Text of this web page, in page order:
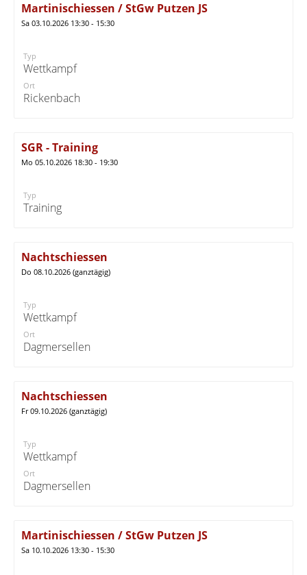
Martinischiessen / StGw Putzen JS
Sa 03.10.2026 13:30 - 15:30
Typ
Wettkampf
Ort
Rickenbach
SGR - Training
Mo 05.10.2026 18:30 - 19:30
Typ
Training
Nachtschiessen
Do 08.10.2026 (ganztägig)
Typ
Wettkampf
Ort
Dagmersellen
Nachtschiessen
Fr 09.10.2026 (ganztägig)
Typ
Wettkampf
Ort
Dagmersellen
Martinischiessen / StGw Putzen JS
Sa 10.10.2026 13:30 - 15:30